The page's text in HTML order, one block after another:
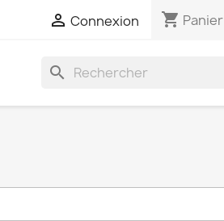
 Connexion shopping_cart Panier
search